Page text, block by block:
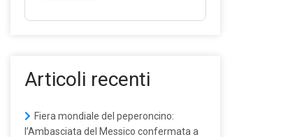
Articoli recenti
Fiera mondiale del peperoncino:
l’Ambasciata del Messico confermata a